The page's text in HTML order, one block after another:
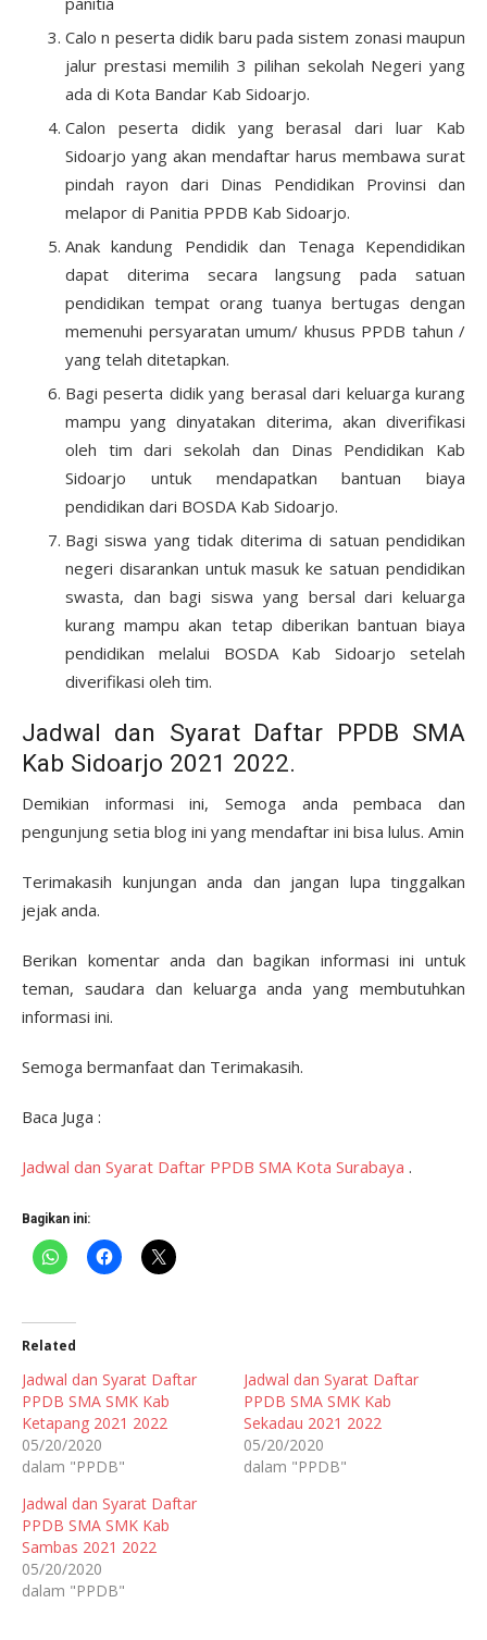
Calo n peserta didik baru pada sistem zonasi maupun
jalur prestasi memilih 3 pilihan sekolah Negeri yang
ada di Kota Bandar Kab Sidoarjo.
Calon peserta didik yang berasal dari luar Kab
Sidoarjo yang akan mendaftar harus membawa surat
pindah rayon dari Dinas Pendidikan Provinsi dan
melapor di Panitia PPDB Kab Sidoarjo.
Anak kandung Pendidik dan Tenaga Kependidikan
dapat diterima secara langsung pada satuan
pendidikan tempat orang tuanya bertugas dengan
memenuhi persyaratan umum/ khusus PPDB tahun /
yang telah ditetapkan.
Bagi peserta didik yang berasal dari keluarga kurang
mampu yang dinyatakan diterima, akan diverifikasi
oleh tim dari sekolah dan Dinas Pendidikan Kab
Sidoarjo untuk mendapatkan bantuan biaya
pendidikan dari BOSDA Kab Sidoarjo.
Bagi siswa yang tidak diterima di satuan pendidikan
negeri disarankan untuk masuk ke satuan pendidikan
swasta, dan bagi siswa yang bersal dari keluarga
kurang mampu akan tetap diberikan bantuan biaya
pendidikan melalui BOSDA Kab Sidoarjo setelah
diverifikasi oleh tim.
Jadwal dan Syarat Daftar PPDB SMA
Kab Sidoarjo 2021 2022.
Demikian informasi ini, Semoga anda pembaca dan
pengunjung setia blog ini yang mendaftar ini bisa lulus. Amin
Terimakasih kunjungan anda dan jangan lupa tinggalkan
jejak anda.
Berikan komentar anda dan bagikan informasi ini untuk
teman, saudara dan keluarga anda yang membutuhkan
informasi ini.
Semoga bermanfaat dan Terimakasih.
Baca Juga :
Jadwal dan Syarat Daftar PPDB SMA Kota Surabaya .
Bagikan ini:
Related
Jadwal dan Syarat Daftar
PPDB SMA SMK Kab
Ketapang 2021 2022
05/20/2020
dalam "PPDB"
Jadwal dan Syarat Daftar
PPDB SMA SMK Kab
Sekadau 2021 2022
05/20/2020
dalam "PPDB"
Jadwal dan Syarat Daftar
PPDB SMA SMK Kab
Sambas 2021 2022
05/20/2020
dalam "PPDB"